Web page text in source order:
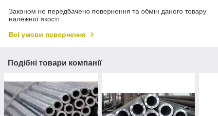
Законом не передбачено повернення та обмін даного товару
належної якості
Всі умови повернення
Подібні товари компанії